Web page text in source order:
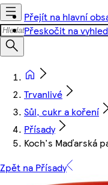
Přejít na hlavní
Přeskočit na
Trvanlivé
Sůl, cukr a koření
Přísady
Koch's Maďarská
Zpět na Přísady